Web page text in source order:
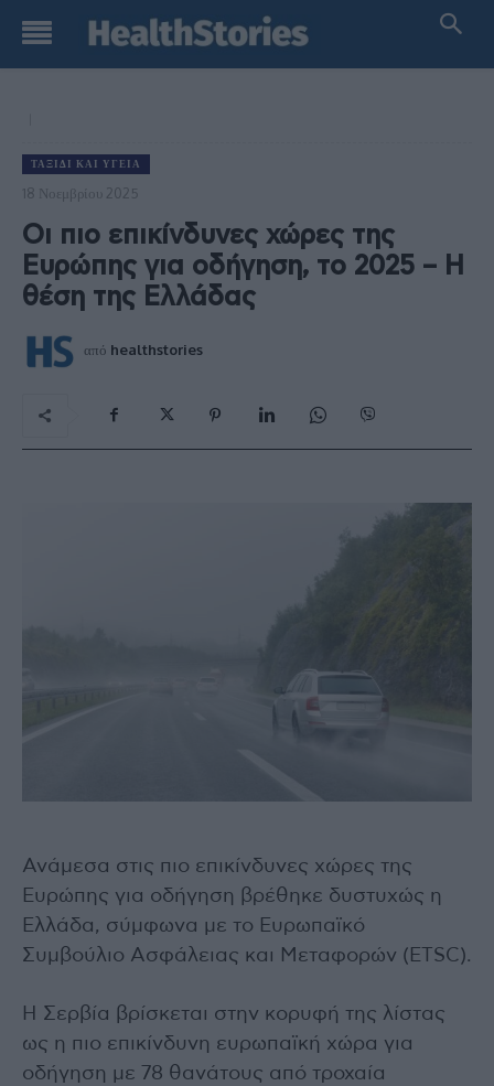
ΤΑΞΊΔΙ ΚΑΙ ΥΓΕΊΑ
18 Νοεμβρίου 2025
Οι πιο επικίνδυνες χώρες της
Ευρώπης για οδήγηση, το 2025 – Η
θέση της Ελλάδας
από healthstories
Ανάμεσα στις πιο επικίνδυνες χώρες της
Ευρώπης για οδήγηση βρέθηκε δυστυχώς η
Ελλάδα, σύμφωνα με το Ευρωπαϊκό
Συμβούλιο Ασφάλειας και Μεταφορών (ETSC).
Η Σερβία βρίσκεται στην κορυφή της λίστας
ως η πιο επικίνδυνη ευρωπαϊκή χώρα για
οδήγηση με 78 θανάτους από τροχαία